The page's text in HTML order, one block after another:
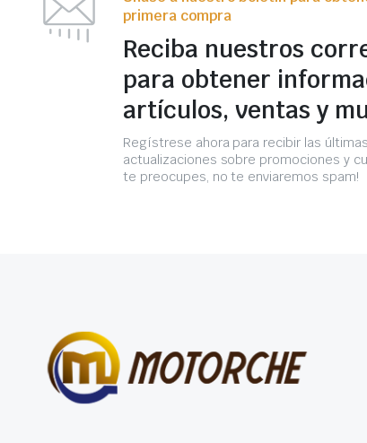
primera compra
Reciba nuestros
para obtener
artículos, ventas y
Regístrese ahora para recibir las últimas
actualizaciones sobre promociones y
te preocupes, no te enviaremos spam!